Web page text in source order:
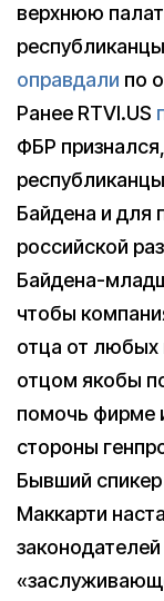
верхнюю
оправдали по
Ранее RTVI.US
ФБР
Байдена и для
российской
Байдена-
чтобы
отца от любых
отцом якобы
помочь фирме
стороны
Бывший
Маккарти